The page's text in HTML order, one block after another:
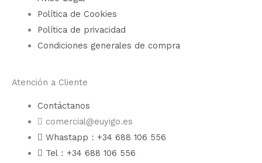
Política de Cookies
Política de privacidad
Condiciones generales de compra
Atención a Cliente
Contáctanos
comercial@euyigo.es
Whastapp：+34 688 106 556
Tel：+34 688 106 556